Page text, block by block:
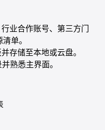
业合作账号、第三方门
单。
存储至本地或云盘。
熟悉主界面。